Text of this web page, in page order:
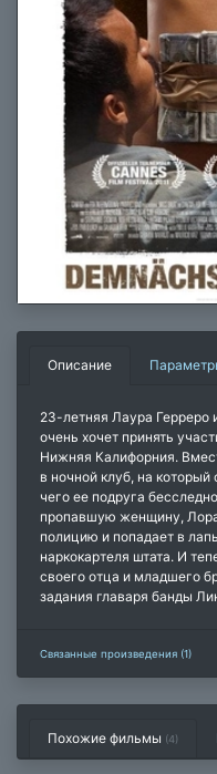
Описание
23-летняя Лаура Герреро
очень хочет принять
Нижняя Калифорния.
в ночной клуб, на
чего ее подруга
пропавшую женщину,
полицию и попадает в
наркокартеля штата. И
своего отца и младшего
задания главаря банды
Связанные произведения (1)
Похожие фильмы (4)